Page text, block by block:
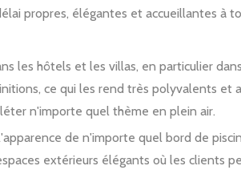
propres, élégantes et accueillantes à
les hôtels et les villas, en particulier
ce qui les rend très polyvalents
n'importe quel thème en plein air.
de n'importe quel bord de
extérieurs élégants où les